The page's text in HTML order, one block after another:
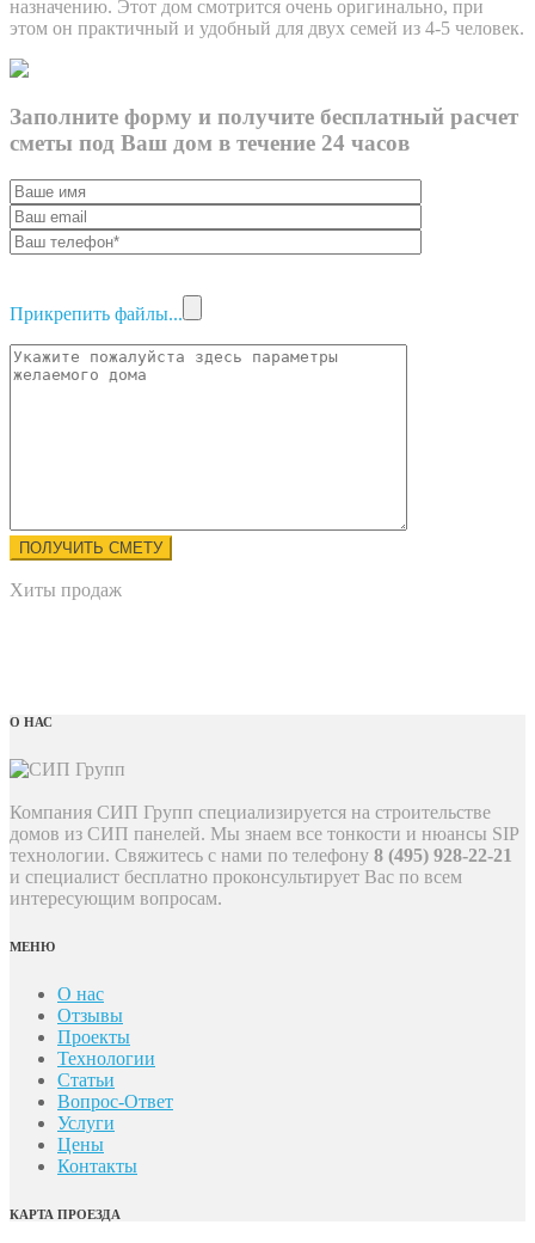
назначению. Этот дом смотрится очень оригинально, при
этом он практичный и удобный для двух семей из 4-5 человек.
Заполните форму и получите бесплатный расчет
сметы под Ваш дом в течение 24 часов
Прикрепить файлы...
Хиты продаж
О НАС
Компания СИП Групп специализируется на строительстве
домов из СИП панелей. Мы знаем все тонкости и нюансы SIP
технологии. Свяжитесь с нами по телефону 8 (495) 928-22-21
и специалист бесплатно проконсультирует Вас по всем
интересующим вопросам.
МЕНЮ
О нас
Отзывы
Проекты
Технологии
Статьи
Вопрос-Ответ
Услуги
Цены
Контакты
КАРТА ПРОЕЗДА